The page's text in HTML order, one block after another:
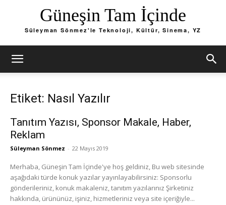
Güneşin Tam İçinde
Süleyman Sönmez'le Teknoloji, Kültür, Sinema, YZ
Etiket: Nasıl Yazılır
Tanıtım Yazısı, Sponsor Makale, Haber,
Reklam
Süleyman Sönmez - 22 Mayıs 2019
Merhaba, Güneşin Tam İçinde'ye hoş geldiniz, Bu web sitesinde
aşağıdaki türde konuk yazılar yayınlayabilirsiniz: Sponsorlu
gönderileriniz, konuk makaleniz, tanıtım yazılarınız Şirketiniz
hakkında, ürününüz, işiniz, hizmetleriniz veya site içeriğiyle...